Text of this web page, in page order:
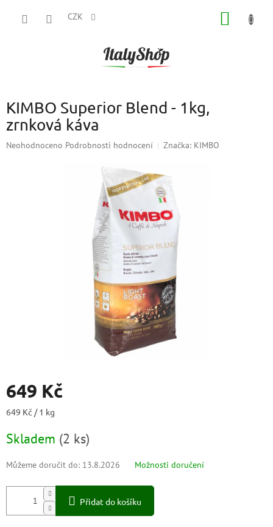
CZK
KIMBO Superior Blend - 1kg,
zrnková káva
Průměrné
Neohodnoceno Podrobnosti hodnocení Značka: KIMBO
649 Kč
Měrná
649 Kč / 1 kg
Skladem (2 ks)
Můžeme doručit do: 13.8.2026 Možnosti doručení
Přidat do košíku